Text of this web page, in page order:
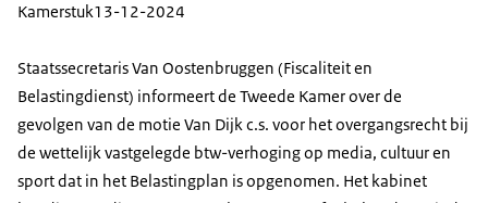
Kamerstuk13-12-2024
Staatssecretaris Van Oostenbruggen (Fiscaliteit en
Belastingdienst) informeert de Tweede Kamer over de
gevolgen van de motie Van Dijk c.s. voor het overgangsrecht bij
de wettelijk vastgelegde btw-verhoging op media, cultuur en
sport dat in het Belastingplan is opgenomen. Het kabinet